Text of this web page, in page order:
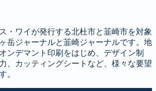
・ワイが発行する北杜市と韮崎市を対象
岳ジャーナルと韮崎ジャーナルです。地
ンデマント印刷をはじめ、デザイン制
、カッティングシートなど、様々な要望
。